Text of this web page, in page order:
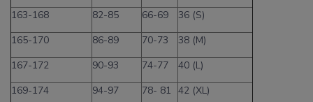
163-168
82-85 66-69
36 (S)
165-170
86-89 70-73
38 (M)
167-172
90-93 74-77
40 (L)
169-174
94-97 78- 81 42 (XL)